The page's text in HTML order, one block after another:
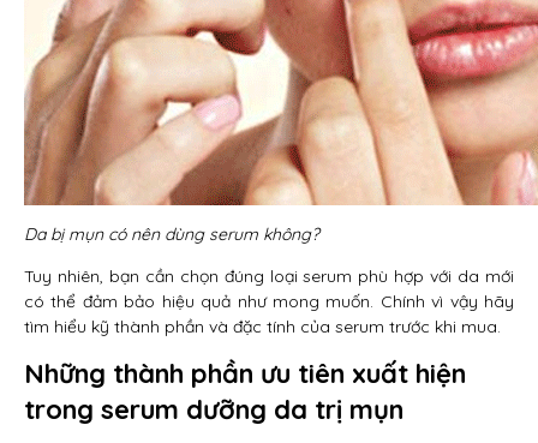
Da bị mụn có nên dùng serum không?
Tuy nhiên, bạn cần chọn đúng loại serum phù hợp với da mới
có thể đảm bảo hiệu quả như mong muốn. Chính vì vậy hãy
tìm hiểu kỹ thành phần và đặc tính của serum trước khi mua.
Những thành phần ưu tiên xuất hiện
trong serum dưỡng da trị mụn